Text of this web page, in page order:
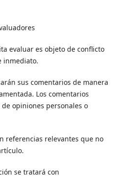
evaluar es objeto de conflicto
inmediato.
sus comentarios de manera
Los comentarios
opiniones personales o
referencias relevantes que no
se tratará con